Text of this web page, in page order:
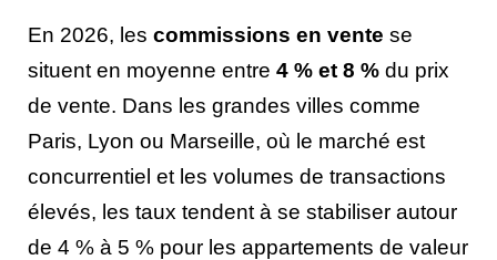
En 2026, les commissions en vente se
situent en moyenne entre 4 % et 8 % du prix
de vente. Dans les grandes villes comme
Paris, Lyon ou Marseille, où le marché est
concurrentiel et les volumes de transactions
élevés, les taux tendent à se stabiliser autour
de 4 % à 5 % pour les appartements de valeur